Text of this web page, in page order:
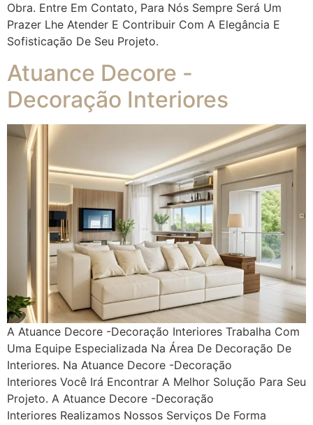
Obra. Entre Em Contato, Para Nós Sempre Será Um
Prazer Lhe Atender E Contribuir Com A Elegância E
Sofisticação De Seu Projeto.
Atuance Decore -
Decoração Interiores
A Atuance Decore -Decoração Interiores Trabalha Com
Uma Equipe Especializada Na Área De Decoração De
Interiores. Na Atuance Decore -Decoração
Interiores Você Irá Encontrar A Melhor Solução Para Seu
Projeto. A Atuance Decore -Decoração
Interiores Realizamos Nossos Serviços De Forma